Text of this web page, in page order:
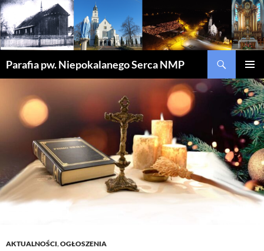
Parafia pw. Niepokalanego Serca NMP
MENU
TREŚCI
AKTUALNOŚCI,OGŁOSZENIA